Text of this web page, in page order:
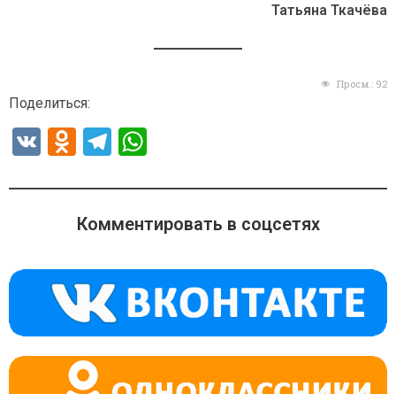
Татьяна Ткачёва
Просм.: 92
Поделиться:
V
O
n
o
a
ss
ni
ki
T
e
gr
m
at
s
p
p
Комментировать в соцсетях